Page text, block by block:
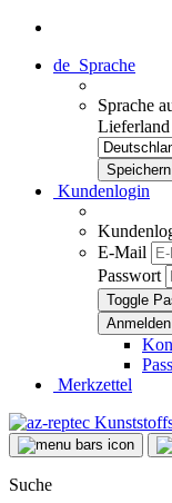
de Sprache
Sprache
Lieferland
Kundenlogin
E-Mail
Passwort
Toggle
Merkzettel
Suche